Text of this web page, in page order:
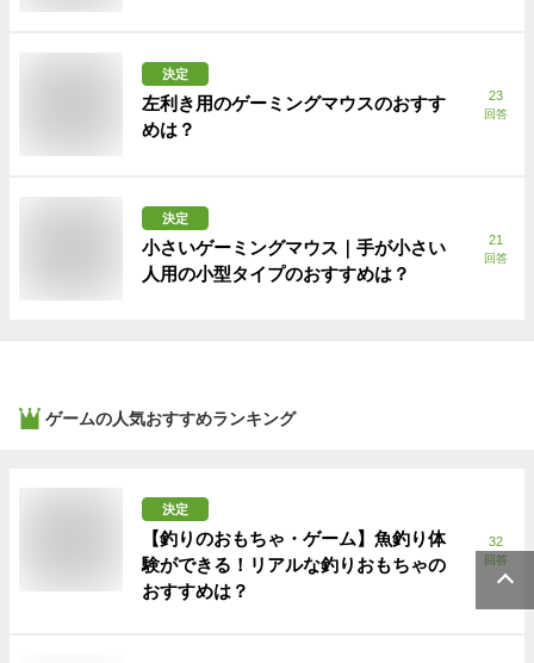
決定
左利き用のゲーミングマウスのおすす
めは？
23
回答
決定
小さいゲーミングマウス｜手が小さい
人用の小型タイプのおすすめは？
21
回答
ゲームの人気おすすめランキング
決定
【釣りのおもちゃ・ゲーム】魚釣り体
験ができる！リアルな釣りおもちゃの
おすすめは？
32
回答